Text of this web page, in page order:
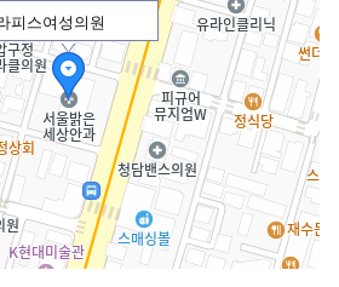
피스여성의원